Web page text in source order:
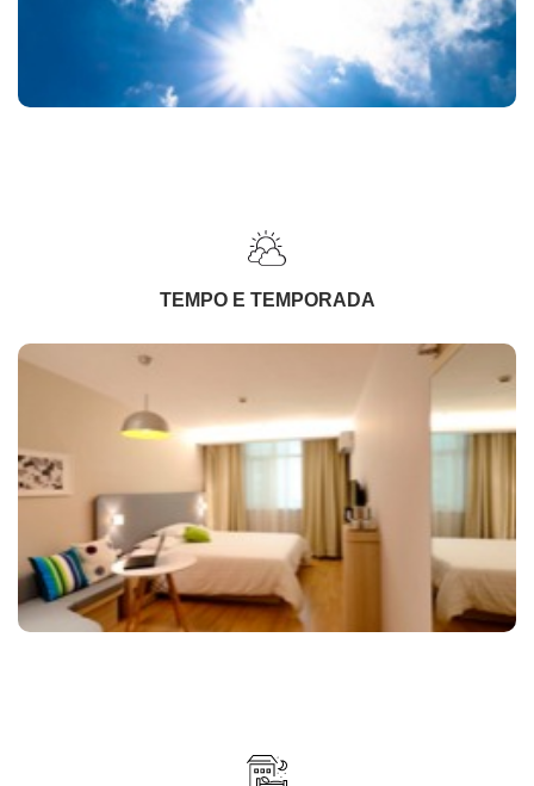
TEMPO E TEMPORADA